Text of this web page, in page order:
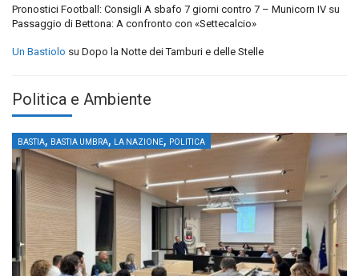
Pronostici Football: Consigli A sbafo 7 giorni contro 7 – Municorn IV su
Passaggio di Bettona: A confronto con «Settecalcio»
Un Bastiolo su Dopo la Notte dei Tamburi e delle Stelle
Politica e Ambiente
BASTIA, BASTIA UMBRA, LA NAZIONE, POLITICA